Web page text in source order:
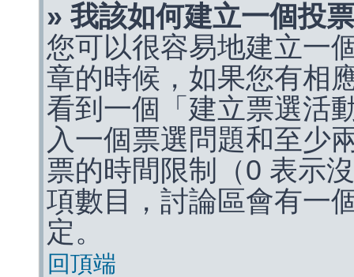
» 我該如何建立一個投
您可以很容易地建立一
章的時候，如果您有相
看到一個「建立票選活
入一個票選問題和至少
票的時間限制（0 表示
項數目，討論區會有一
定。
回頂端